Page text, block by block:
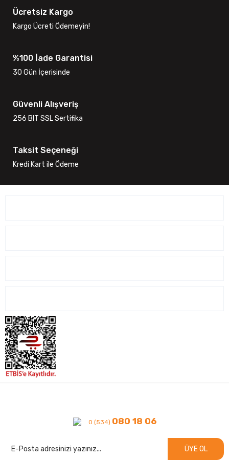
Ücretsiz Kargo
Kargo Ücreti Ödemeyin!
%100 İade Garantisi
30 Gün İçerisinde
Güvenli Alışveriş
256 BIT SSL Sertifika
Taksit Seçeneği
Kredi Kart ile Ödeme
0 (534) 080 18 06
ÜYE OL